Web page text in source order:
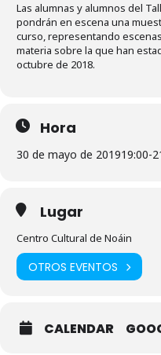
Las alumnas y alumnos del
pondrán en escena una
curso, representando
materia sobre la que han
octubre de 2018.
Hora
30 de mayo de 201919:00-
Lugar
Centro Cultural de Noáin
OTROS EVENTOS
CALENDAR